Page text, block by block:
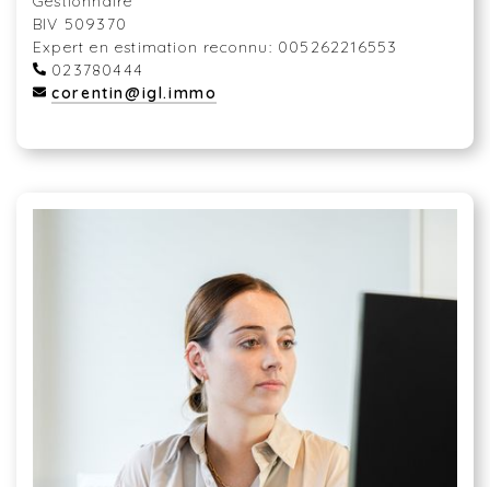
BIV 509370
Expert en estimation reconnu: 005262216553
023780444
corentin@igl.immo